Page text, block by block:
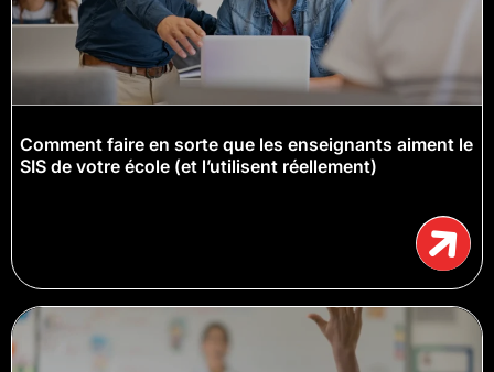
Comment faire en sorte que les enseignants aiment le
SIS de votre école (et l’utilisent réellement)